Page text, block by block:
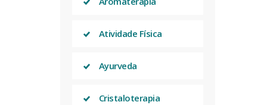
Atividade Física
Ayurveda
Cristaloterapia